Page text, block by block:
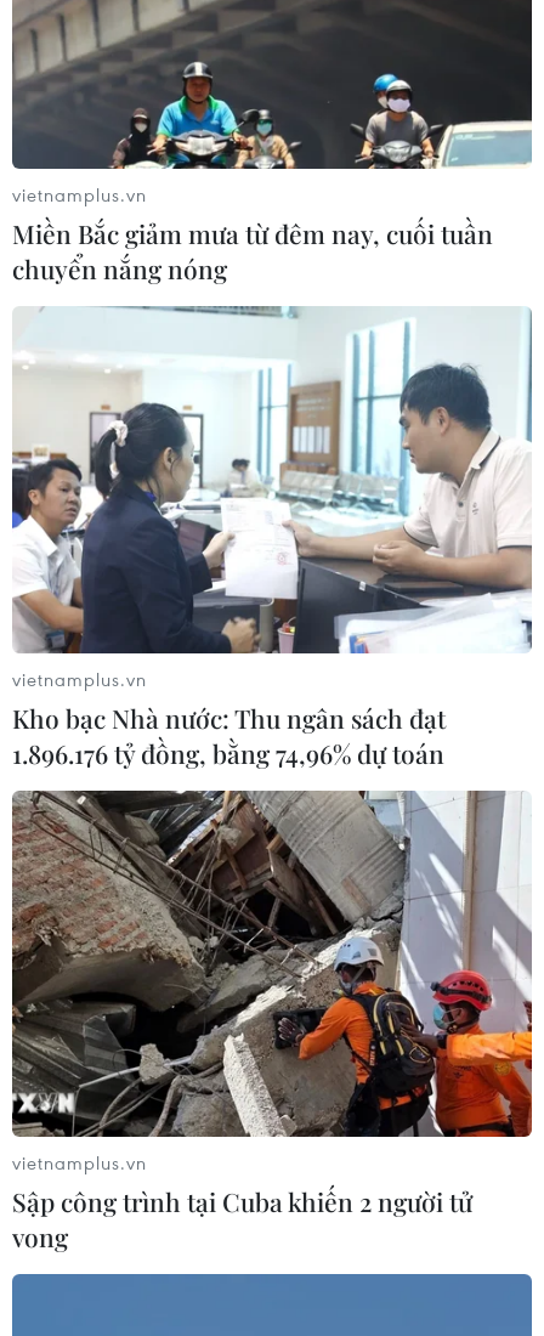
TIN CÙNG CHUYÊN MỤC
Để trái sầu riêng đáp ứng yêu cầu
xuất khẩu bền vững
07/08/2026 07:34
Tây Ninh thúc đẩy bình dân học vụ
số, tạo động lực phát triển kinh tế số
07/08/2026 07:17
Luật Phát triển đô thị góp phần thể
chế hóa đổi mới mô hình phát triển
07/08/2026 06:55
vietnamplus.vn
Miền Bắc giảm mưa từ đêm nay, cuối tuần
chuyển nắng nóng
vietnamplus.vn
Kho bạc Nhà nước: Thu ngân sách đạt
1.896.176 tỷ đồng, bằng 74,96% dự toán
vietnamplus.vn
Sập công trình tại Cuba khiến 2 người tử
vong